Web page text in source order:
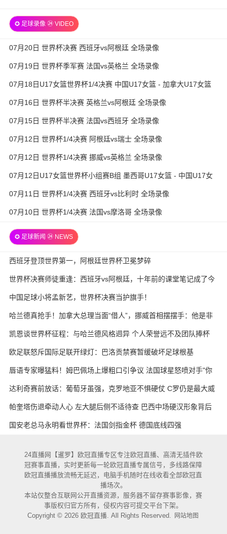
✪ 足球录像 ㉔ VIDEO
07月20日 世界杯决赛 西班牙vs阿根廷 全场录像
07月19日 世界杯季军赛 法国vs英格兰 全场录像
07月18日U17女篮世界杯1/4决赛 中国U17女篮 - 加拿大U17女篮
录像
07月16日 世界杯半决赛 英格兰vs阿根廷 全场录像
07月15日 世界杯半决赛 法国vs西班牙 全场录像
07月12日 世界杯1/4决赛 阿根廷vs瑞士 全场录像
07月12日 世界杯1/4决赛 挪威vs英格兰 全场录像
07月12日U17女篮世界杯小组赛B组 墨西哥U17女篮 - 中国U17女
篮 全场录像
07月11日 世界杯1/4决赛 西班牙vs比利时 全场录像
07月10日 世界杯1/4决赛 法国vs摩洛哥 全场录像
✪ 足球新闻 ㉔ NEWS
西班牙登顶世界第一，阿根廷世界杯卫冕梦碎
世界杯决赛师徒重逢：西班牙vs阿根廷，十年前的课堂笔记成了今
天的战术板
中国足球小将孟新艺，世界杯决赛当护旗手！
哈兰德真抢手！加拿大总理当面“借人”，挪威首相摆摆手：他是非
卖品
凯恩谈世界杯征程：与哈兰德风格迥异 个人荣誉远不及团队捧杯
欧足联怒斥国际足联开绿灯：巴洛贡禁赛暂缓破坏足球根基
唇语专家曝猛料！姆巴佩场上爆粗口引争议 法国球星怒喷对手"你
妈的X"
达利奇赛前放话：葡萄牙虽强，克罗地亚不惧硬仗 C罗仍是最大威
胁
帕奎塔伤退牵动人心 左大腿后侧不适待查 巴西中场硬汉形象背后
藏隐忧
国安老总马永明看世界杯：法国剑指金杯 德国底线四强
24直播网【暹罗】欧冠直播专区专注欧冠直播、高清无插件欧
冠赛事直播，实时更新每一轮欧冠直播专属信号，多线路保障
欧冠直播播放流畅无延迟，电脑手机随时在线收看全部欧冠直
播场次。
本站仅整合互联网公开直播资源，服务器不留存赛事影像，赛
事版权归官方所有，侵权内容可提交平台下架。
Copyright © 2026 欧冠直播. All Rights Reserved.
网站地图